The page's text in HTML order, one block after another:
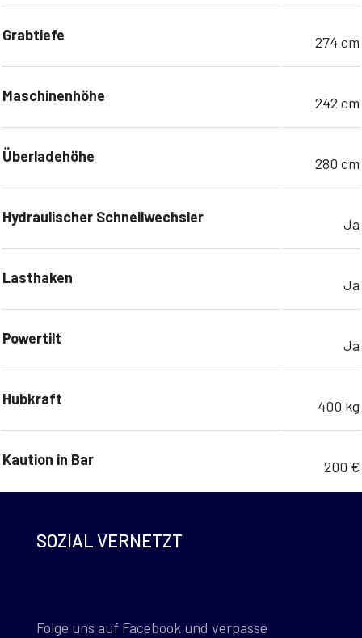
Grabtiefe 274 cm
Maschinenhöhe 242 cm
Überladehöhe 280 cm
Hydraulischer Schnellwechsler Ja
Lasthaken Ja
Powertilt Ja
Hubkraft 400 kg
Kaution in Bar 200 €
SOZIAL VERNETZT
Folge uns auf Facebook und verpasse